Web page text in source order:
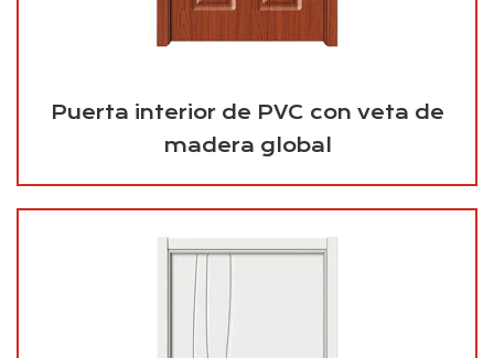
Puerta interior de PVC con veta de
madera global